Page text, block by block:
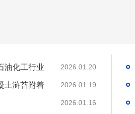
油化工行业 2026.01.20
土浒苔附着 2026.01.19
2026.01.16